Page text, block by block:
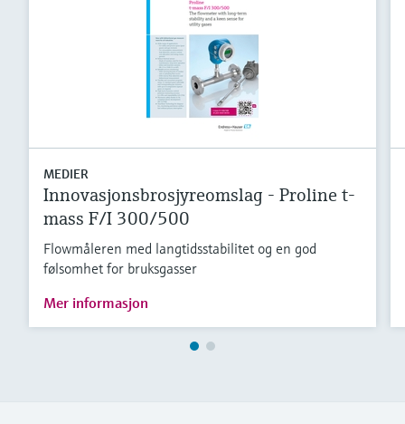
MEDIER
Innovasjonsbrosjyreomslag - Proline t-
mass F/I 300/500
Flowmåleren med langtidsstabilitet og en god
følsomhet for bruksgasser
Mer informasjon